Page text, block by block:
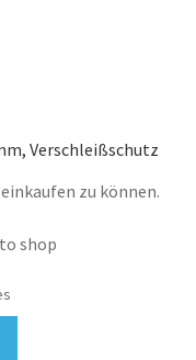
Verschleißschutz
zu können.
to shop